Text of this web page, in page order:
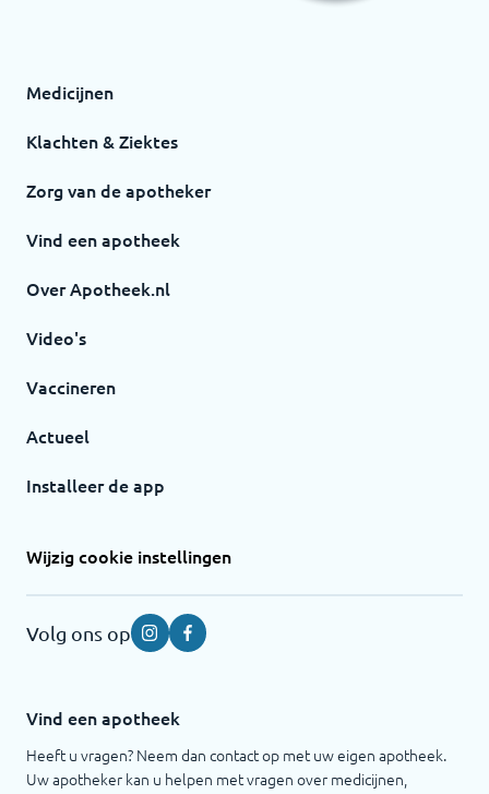
Medicijnen
Klachten & Ziektes
Zorg van de apotheker
Vind een apotheek
Over Apotheek.nl
Video's
Vaccineren
Actueel
Installeer de app
Wijzig cookie instellingen
Volg ons op InstagramFacebook
Vind een apotheek
Heeft u vragen? Neem dan contact op met uw eigen apotheek.
Uw apotheker kan u helpen met vragen over medicijnen,